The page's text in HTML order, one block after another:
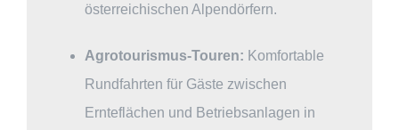
österreichischen Alpendörfern.
Agrotourismus-Touren: Komfortable
Rundfahrten für Gäste zwischen
Ernteflächen und Betriebsanlagen in